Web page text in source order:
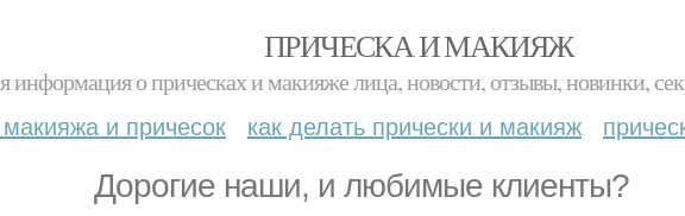
ПРИЧЕСКА И МАКИЯЖ
информация о прическах и макияже лица, новости, отзывы, новинки,
и причесок как делать прически и макияж
Дорогие наши, и любимые клиенты?